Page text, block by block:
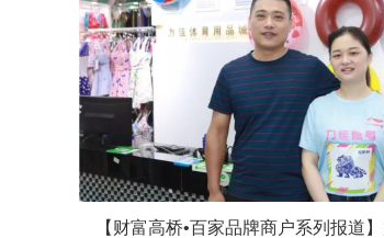
【财富高桥•百家品牌商户系列报道